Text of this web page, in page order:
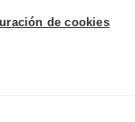
de cookies